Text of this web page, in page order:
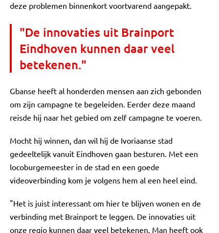
deze problemen binnenkort voortvarend aangepakt.
"De innovaties uit Brainport
Eindhoven kunnen daar veel
betekenen."
Gbanse heeft al honderden mensen aan zich gebonden
om zijn campagne te begeleiden. Eerder deze maand
reisde hij naar het gebied om zelf campagne te voeren.
Mocht hij winnen, dan wil hij de Ivoriaanse stad
gedeeltelijk vanuit Eindhoven gaan besturen. Met een
locoburgemeester in de stad en een goede
videoverbinding kom je volgens hem al een heel eind.
"Het is juist interessant om hier te blijven wonen en de
verbinding met Brainport te leggen. De innovaties uit
onze regio kunnen daar veel betekenen. Man heeft ook